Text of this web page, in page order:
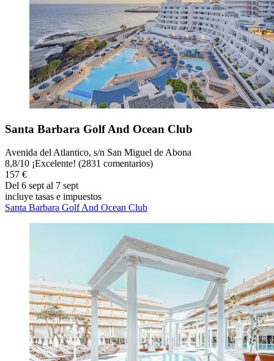
Santa Barbara Golf And Ocean Club
Avenida del Atlantico, s/n San Miguel de Abona
8,8/10 ¡Excelente! (2831 comentarios)
157 €
Del 6 sept al 7 sept
incluye tasas e impuestos
Santa Barbara Golf And Ocean Club